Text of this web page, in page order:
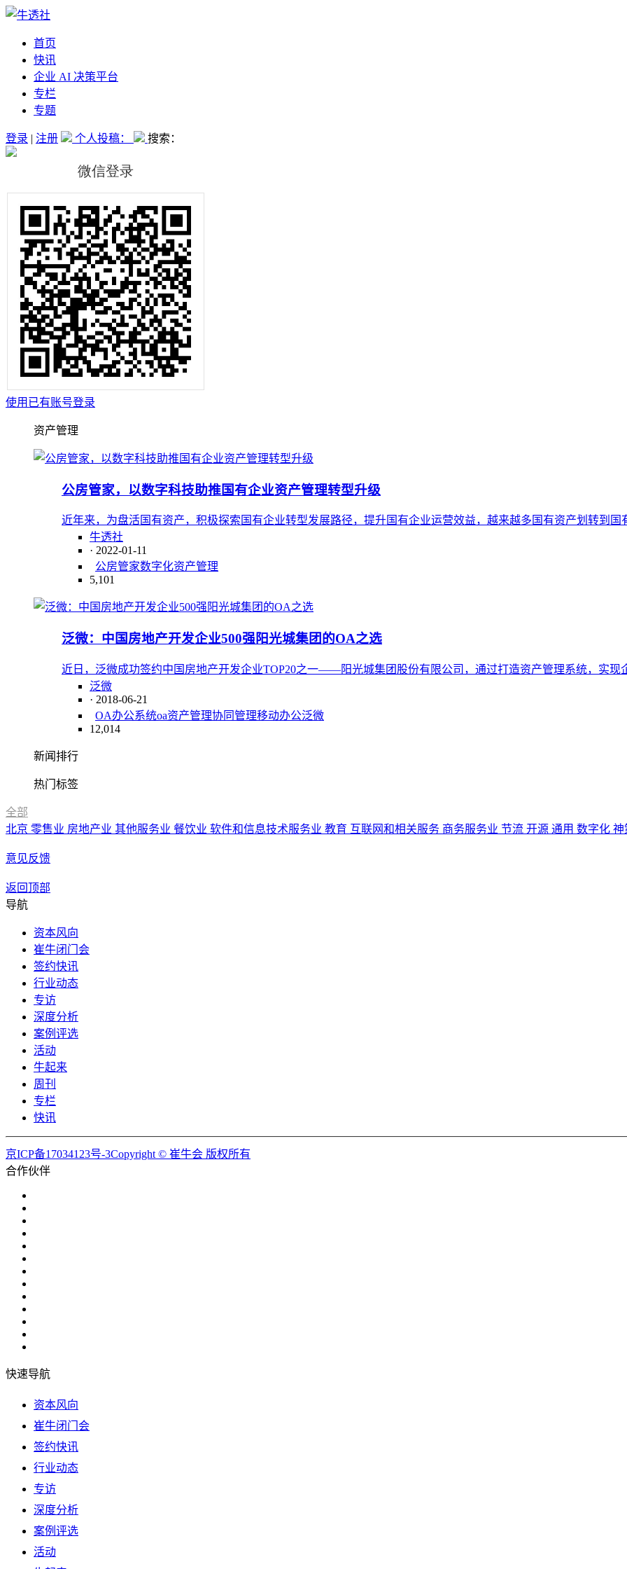
首页
快讯
企业 AI 决策平台
专栏
专题
登录 | 注册 个人投稿： 搜索：
使用已有账号登录
资产管理
公房管家，以数字科技助推国有企业资产管理转型升级
近年来，为盘活国有资产，积极探索国有企业转型发展路径，提升国有企业运营效益，越来越多国有资产划转到
牛透社
· 2022-01-11
公房管家数字化资产管理
5,101
泛微：中国房地产开发企业500强阳光城集团的OA之选
近日，泛微成功签约中国房地产开发企业TOP20之一——阳光城集团股份有限公司，通过打造资产管理系统，实
泛微
· 2018-06-21
OA办公系统oa资产管理协同管理移动办公泛微
12,014
新闻排行
热门标签
全部
北京 零售业 房地产业 其他服务业 餐饮业 软件和信息技术服务业 教育 互联网和相关服务 商务服务业 节流 开源 通用 数字化 神
意见反馈
返回顶部
导航
资本风向
崔牛闭门会
签约快讯
行业动态
专访
深度分析
案例评选
活动
牛起来
周刊
专栏
快讯
京ICP备17034123号-3Copyright © 崔牛会 版权所有
合作伙伴
快速导航
资本风向
崔牛闭门会
签约快讯
行业动态
专访
深度分析
案例评选
活动